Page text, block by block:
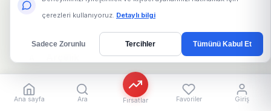
Ürünlere Bak
çerezleri kullanıyoruz. Detaylı bilgi
Sadece Zorunlu Tercihler Tümünü Kabul Et
Ana sayfa Ara Fırsatlar Favoriler Giriş